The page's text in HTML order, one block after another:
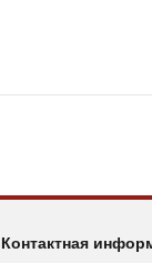
Контактная